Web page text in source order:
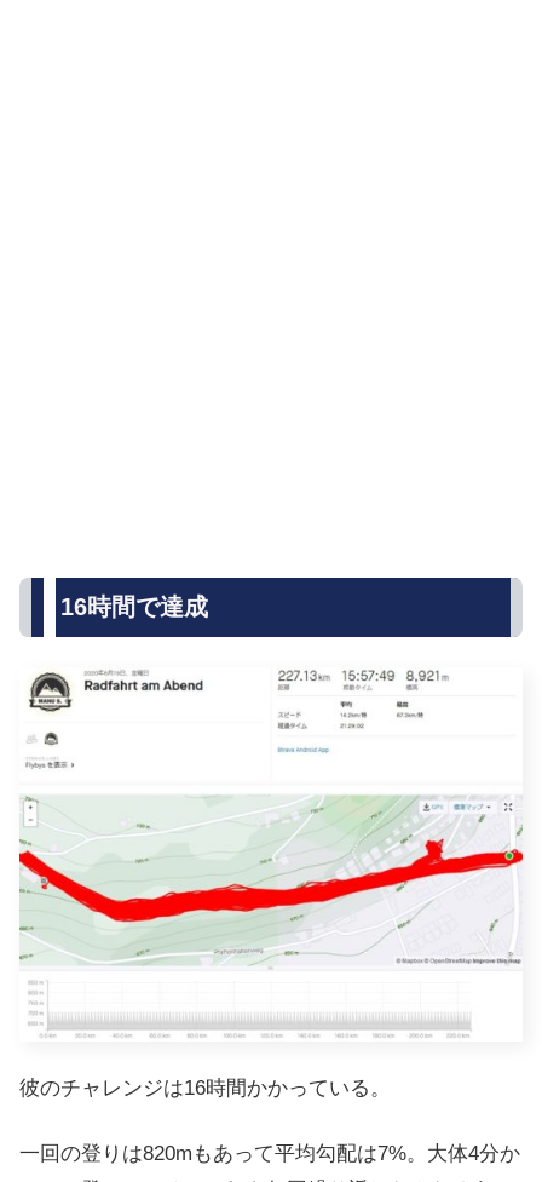
16時間で達成
彼のチャレンジは16時間かかっている。
一回の登りは820mもあって平均勾配は7%。大体4分か